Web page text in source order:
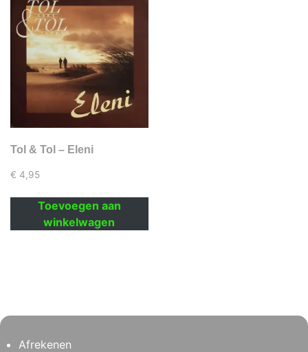
Tol & Tol – Eleni
€ 4,95
Toevoegen aan
winkelwagen
Afrekenen